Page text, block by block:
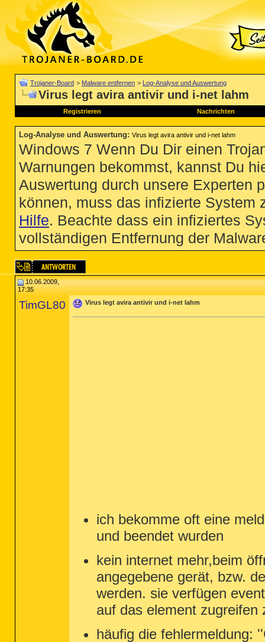
Trojaner-Board > Malware entfernen > Log-Analyse und Auswertung
Virus legt avira antivir und i-net lahm
Registrieren Nachrichten
Log-Analyse und Auswertung: Virus legt avira antivir und i-net lahm
Windows 7 Wenn Du Dir einen
Warnungen bekommst, kannst Du
Auswertung durch unsere Experten
können, muss das infizierte System
Hilfe. Beachte dass ein infiziertes
vollständigen Entfernung der
10.06.2009,
17:35
TimGL80 Virus legt avira antivir und i-net lahm
ich bekomme oft eine
und beendet wurden
kein internet mehr,beim
angegebene gerät, bzw.
werden. sie verfügen
auf das element zugreifen
häufig die fehlermeldung: